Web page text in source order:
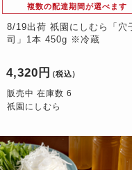
複数の配達期間が選べます
8/19出荷 祇園にしむら「穴
司」1本 450g ※冷蔵
4,320円 （税込）
販売中 在庫数 6
祇園にしむら